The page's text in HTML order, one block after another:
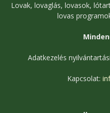
Lovak, lovaglás, lovasok,
lovas
Adatkezelés
Kapcsolat: